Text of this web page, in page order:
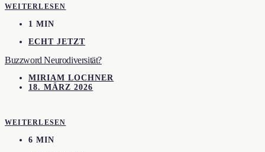
WEITERLESEN
1 MIN
ECHT JETZT
Buzzword Neurodiversität?
MIRIAM LOCHNER
18. MÄRZ 2026
WEITERLESEN
6 MIN